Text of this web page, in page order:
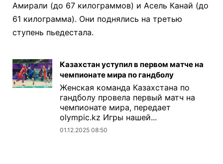
Амирали (до 67 килограммов) и Асель Канай (до
61 килограмма). Они поднялись на третью
ступень пьедестала.
Казахстан уступил в первом матче на
чемпионате мира по гандболу
Женская команда Казахстана по
гандболу провела первый матч на
чемпионате мира, передает
olympic.kz Игры нашей...
01.12.2025 08:50